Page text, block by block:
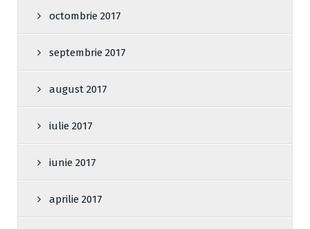
octombrie 2017
septembrie 2017
august 2017
iulie 2017
iunie 2017
aprilie 2017